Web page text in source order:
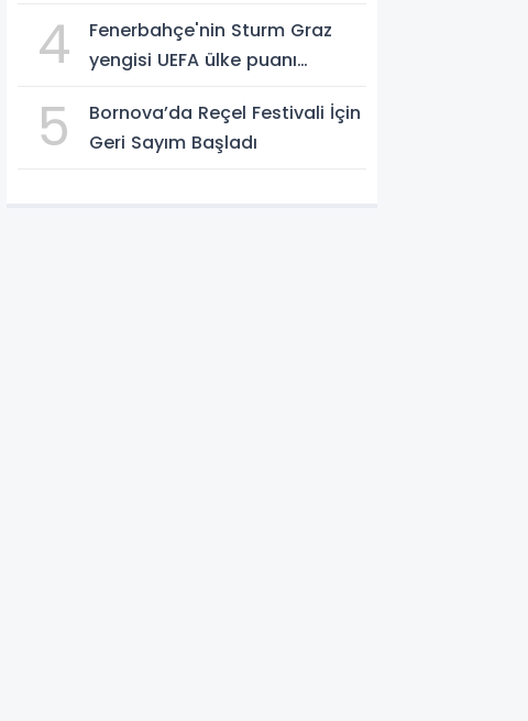
4
Fenerbahçe'nin Sturm Graz
yengisi UEFA ülke puanı
5
Bornova’da Reçel Festivali İçin
Geri Sayım Başladı